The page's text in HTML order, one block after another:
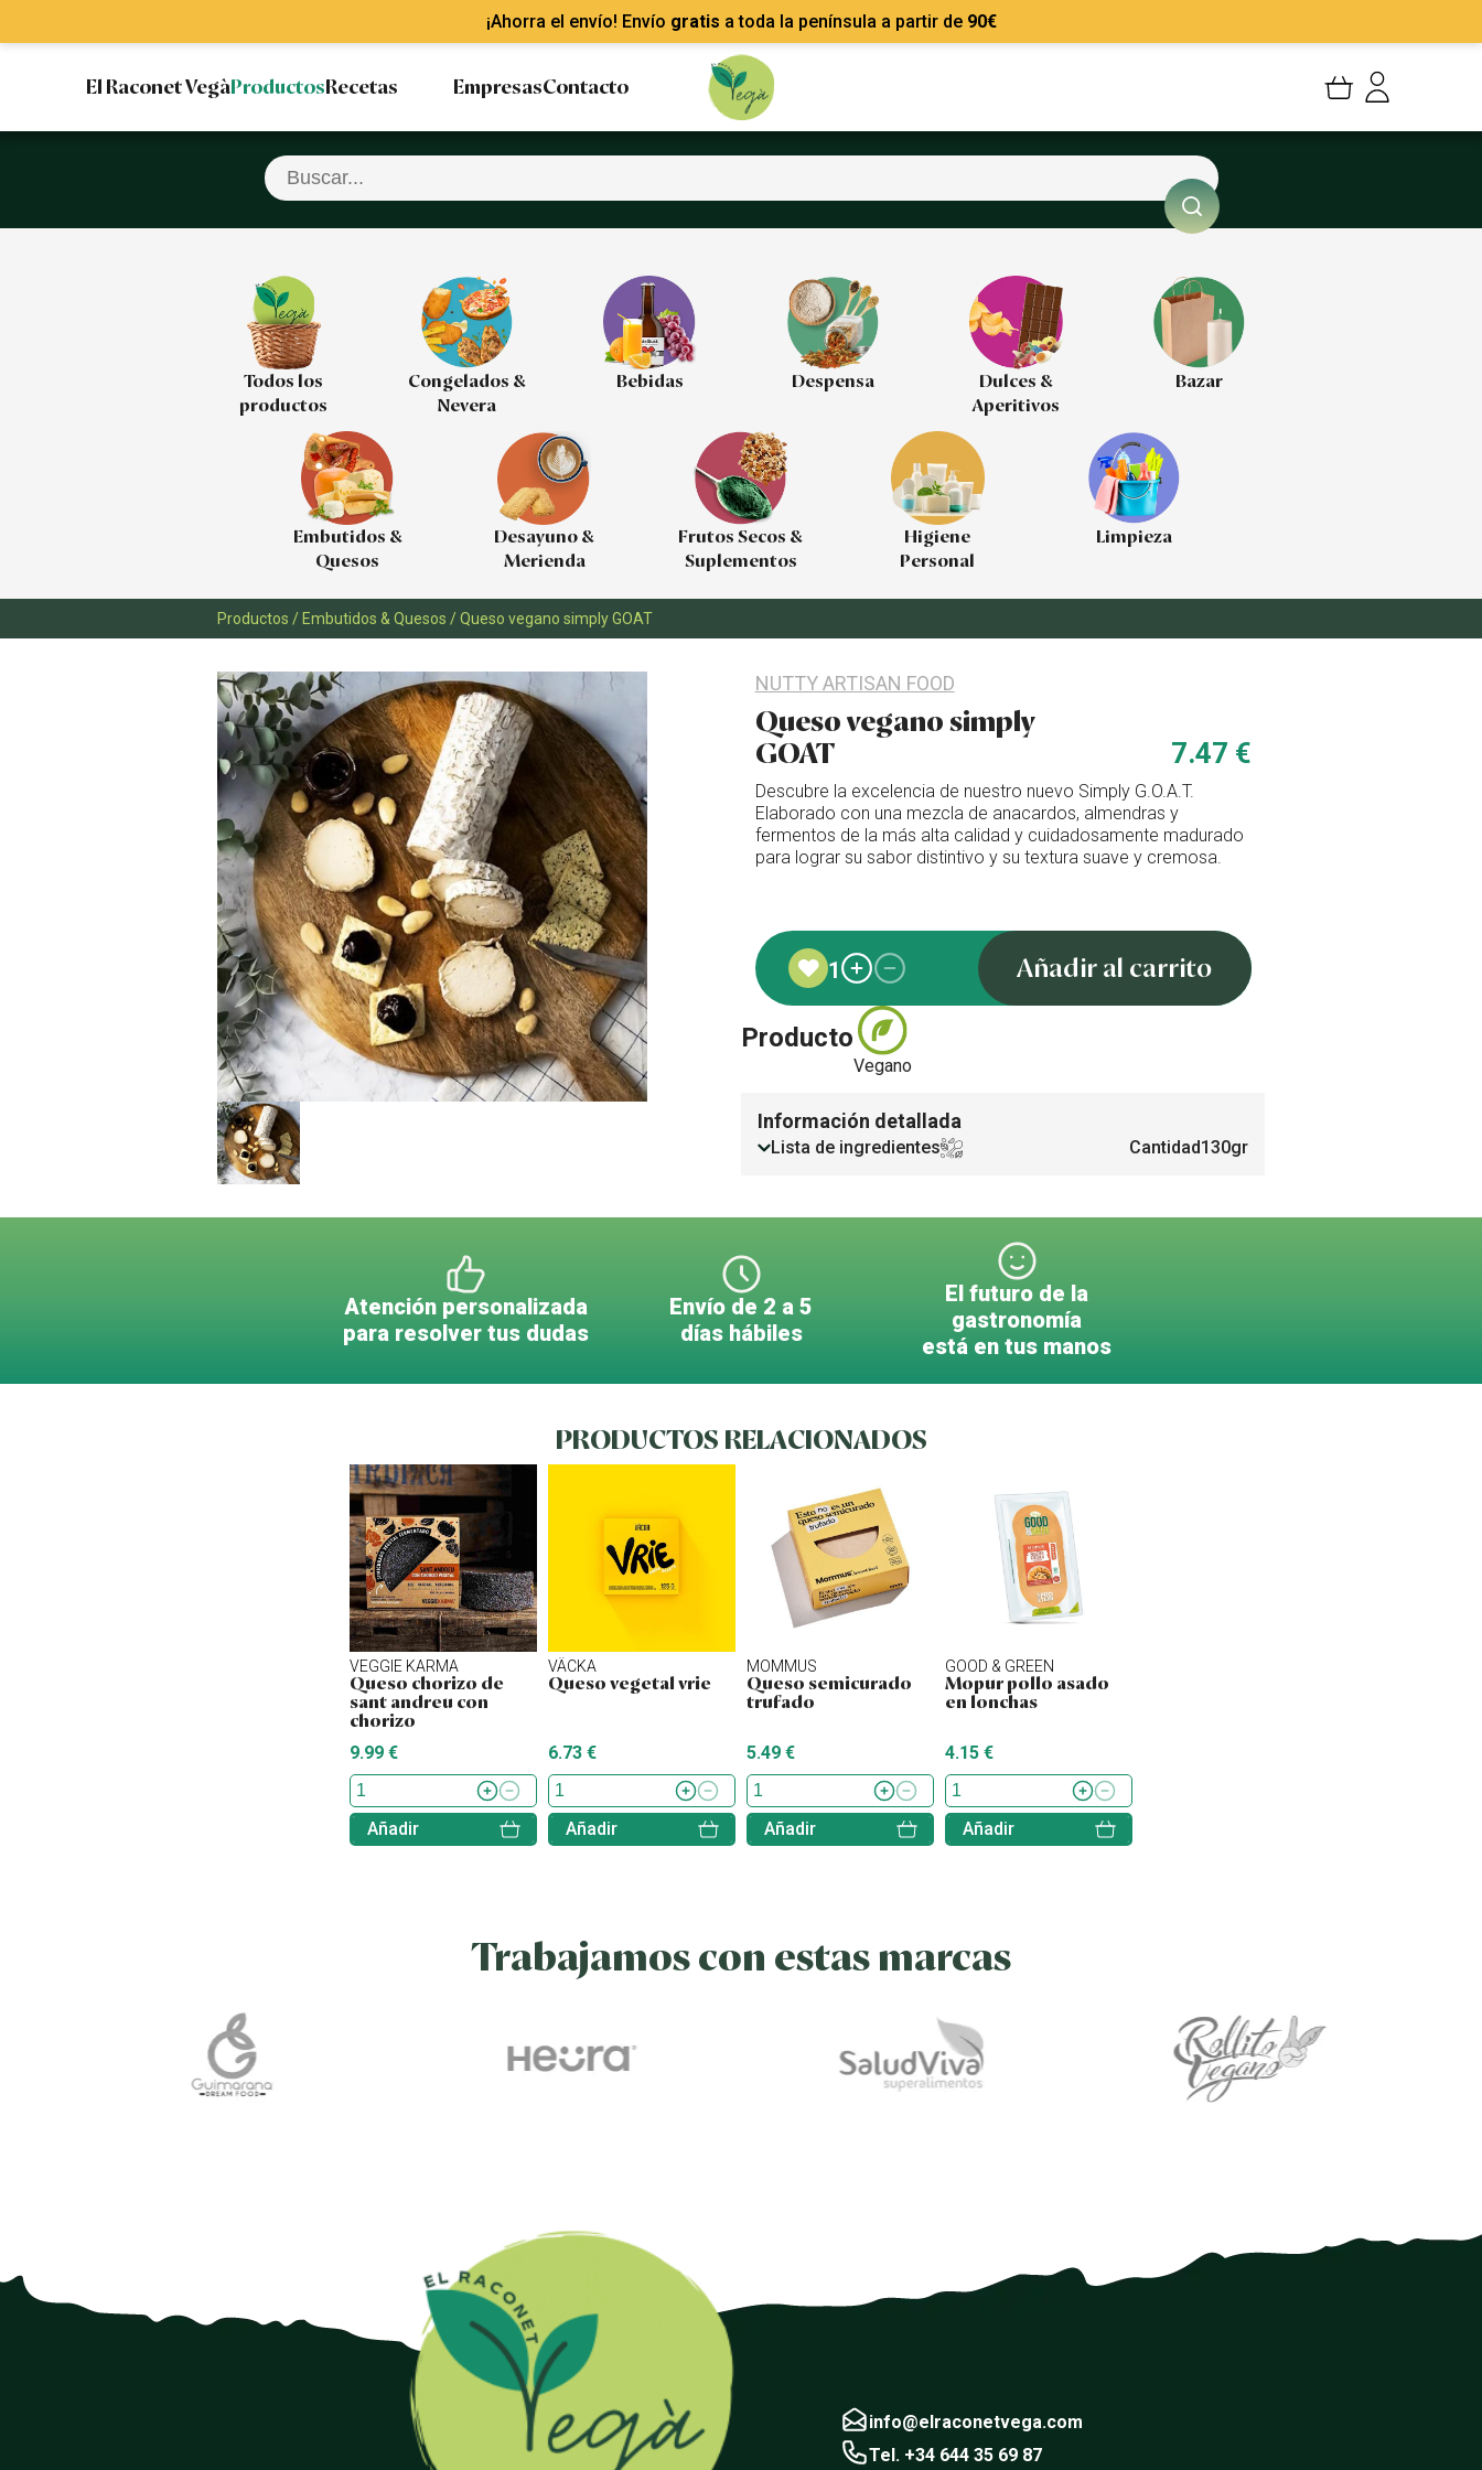
¡Ahorra el envío! Envío gratis a toda la península a partir de 90€
El Raconet VegàProductosRecetas EmpresasContacto
Cerrar sesión
Todos los
productos
Congelados &
Nevera
Bebidas Despensa
Dulces &
Aperitivos
Bazar
Embutidos &
Quesos
Desayuno &
Merienda
Frutos Secos &
Suplementos
Higiene
Personal
Limpieza
Productos /Embutidos & Quesos /Queso vegano simply GOAT
NUTTY ARTISAN FOOD
Queso vegano simply
GOAT
7.47 €
Descubre la excelencia de nuestro nuevo Simply G.O.A.T.
Elaborado con una mezcla de anacardos, almendras y
fermentos de la más alta calidad y cuidadosamente madurado
para lograr su sabor distintivo y su textura suave y cremosa.
1 Añadir al carrito
Producto
Vegano
Información detallada
Cantidad130gr
Lista de ingredientes
Atención personalizada
para resolver tus dudas
Envío de 2 a 5
días hábiles
El futuro de la
gastronomía
está en tus manos
PRODUCTOS RELACIONADOS
VEGGIE KARMA
Queso chorizo de
sant andreu con
chorizo
9.99 €
Añadir
VÄCKA
Queso vegetal vrie
6.73 €
Añadir
MOMMUS
Queso semicurado
trufado
5.49 €
Añadir
GOOD & GREEN
Mopur pollo asado
en lonchas
4.15 €
Añadir
Trabajamos con estas marcas
info@elraconetvega.com
Tel. +34 644 35 69 87